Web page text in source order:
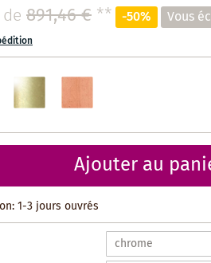
891,46 € ** -50% Vous
Ajouter au
1-3 jours ouvrés